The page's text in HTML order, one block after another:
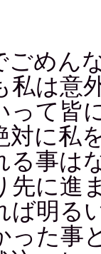
ごめん
私は意
って皆
対に私
る事は
先に進
ば明る
った事